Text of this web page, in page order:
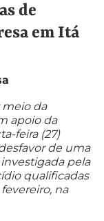
de
em Itá
meio da
apoio da
feira (27)
de uma
pela
qualificadas
na